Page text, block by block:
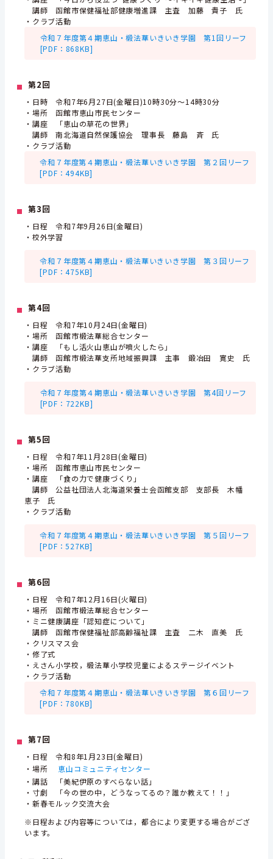
講師 函館市保健福祉部健康増進課 主査 加藤 貴子 氏
・クラブ活動
令和７年度第４期恵山・椴法華いきいき学園 第1回リーフ
[PDF：868KB]
第2回
・日時 令和7年6月27日(金曜日)10時30分～14時30分
・場所 函館市恵山市民センター
・講座 「恵山の草花の世界」
講師 南北海道自然保護協会 理事長 藤島 斉 氏
・クラブ活動
令和７年度第４期恵山・椴法華いきいき学園 第２回リーフ
[PDF：494KB]
第3回
・日程 令和7年9月26日(金曜日)
・校外学習
令和７年度第４期恵山・椴法華いきいき学園 第３回リーフ
[PDF：475KB]
第4回
・日程 令和7年10月24日(金曜日)
・場所 函館市椴法華総合センター
・講座 「もし活火山恵山が噴火したら」
講師 函館市椴法華支所地域振興課 主事 鍛冶田 寛史 氏
・クラブ活動
令和７年度第４期恵山・椴法華いきいき学園 第4回リーフ
[PDF：722KB]
第5回
・日程 令和7年11月28日(金曜日)
・場所 函館市恵山市民センター
・講座 「食の力で健康づくり」
講師 公益社団法人北海道栄養士会函館支部 支部長 木幡
恵子 氏
・クラブ活動
令和７年度第４期恵山・椴法華いきいき学園 第５回リーフ
[PDF：527KB]
第6回
・日程 令和7年12月16日(火曜日)
・場所 函館市椴法華総合センター
・ミニ健康講座「認知症について」
講師 函館市保健福祉部高齢福祉課 主査 二木 直美 氏
・クリスマス会
・修了式
・えさん小学校，椴法華小学校児童によるステージイベント
・クラブ活動
令和７年度第４期恵山・椴法華いきいき学園 第６回リーフ
[PDF：780KB]
第7回
・日程 令和8年1月23日(金曜日)
・場所
恵山コミュニティセンター
・講話 「美紀伊原のすべらない話」
・寸劇 「今の世の中，どうなってるの？誰か教えて！！」
・新春モルック交流大会
※日程および内容等については，都合により変更する場合がござ
います。